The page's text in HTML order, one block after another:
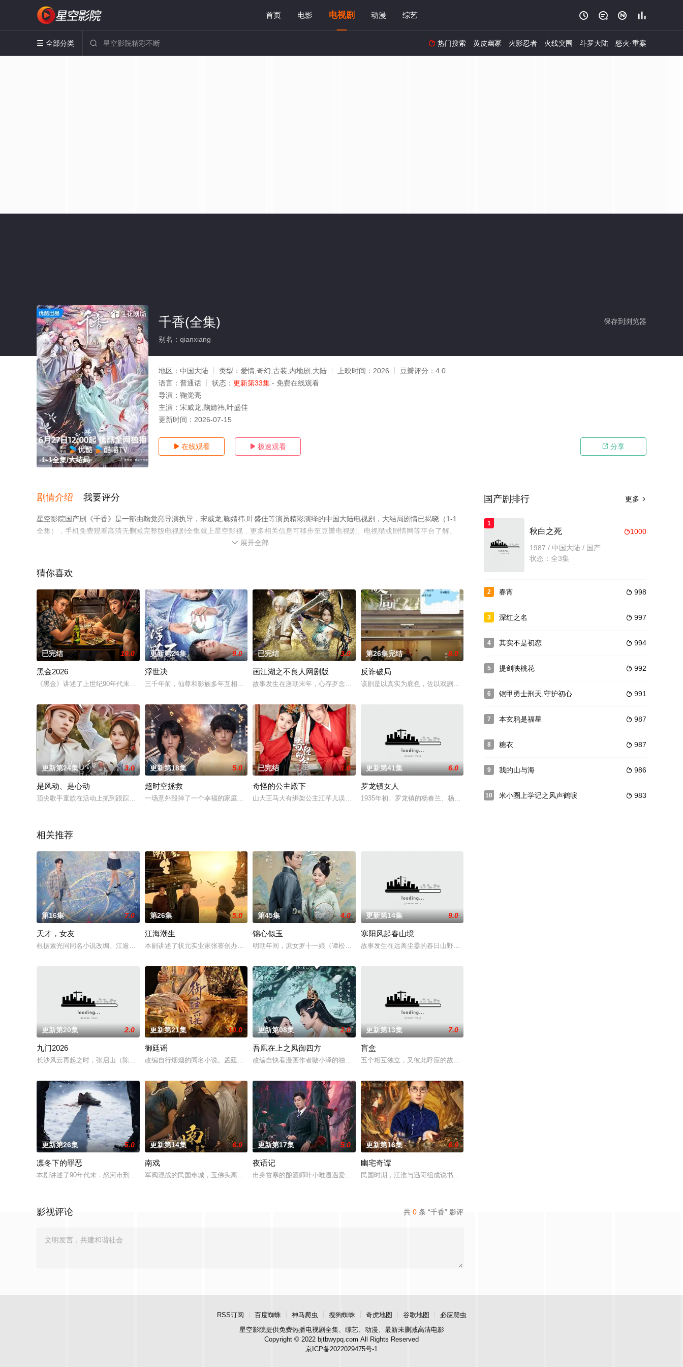
首页 电影 电视剧 动漫 综艺    
 全部分类   热门搜索 黄皮幽冢 火影忍者 火线突围 斗罗大陆 怒火·重案
1-1全集/大结局
保存到浏览器
千香(全集)
别名：qianxiang
地区： 中国大陆 类型： 爱情,奇幻,古装,内地剧,大陆 上映时间： 2026 豆瓣评分： 4.0
语言： 普通话 状态： 更新第33集 - 免费在线观看
导演： 鞠觉亮
主演： 宋威龙,鞠婧祎,叶盛佳
更新时间： 2026-07-15
 在线观看  极速观看  分享
剧情介绍 我要评分
星空影院国产剧《千香》是一部由鞠觉亮导演执导，宋威龙,鞠婧祎,叶盛佳等演员精彩演绎的中国大陆电视剧，大结局剧情已揭晓（1-1
全集），手机免费观看高清无删减完整版电视剧全集就上星空影视，更多相关信息可移步至豆瓣电视剧、电视猫或剧情网等平台了解。
 展开全部
猜你喜欢
已完结 10.0
黑金2026
《黑金》讲述了上世纪90年代末，某国有矿厂企业改制，大钢和众兄弟被迫失业，安置补偿款被侵吞。为了生存，大钢和众兄弟投身盗矿大军并发现金矿夹层，与新任卡点站长杜京
更新第24集 9.0
浮世决
三千年前，仙尊和影族多年互相攻伐，仙尊景微夺取了影族神器浮世镜并封印了传说中的魔物邪云，为了防止邪云逃出，最终耀阳牺牲自己和景微同归于尽，还三界和白若曦一个太平
已完结 3.0
画江湖之不良人网剧版
故事发生在唐朝末年，心存歹念的朱温兵变造反，企图谋权篡位，并且最终杀死了唐昭宗李晔，成功的取而代之登上了皇帝的宝座。大唐李氏一族
第26集完结 8.0
反诈破局
该剧是以真实为底色，佐以戏剧化的表达，讲述了几种较为猎奇、最为典型的电信诈骗形式，并结合时事热
更新第24集 3.0
是风动、是心动
顶尖歌手童歆在活动上抓到跟踪自己的私生饭，竟是曾亲如姐妹的闺蜜安凝。安凝控诉她偷走人生后割腕，刺激得童歆无法歌唱。治疗时，童歆重逢曾狠狠拒绝她的初恋江引川，如今
更新第18集 5.0
超时空拯救
一场意外毁掉了一个幸福的家庭，唯一的幸存者温馨偶然得到了一台可以跨时空沟通的走马灯，她与十二天前的孙闻联手展开了挽救家庭的超时空拯救，拯救图中危机重重，一场意外
已完结 1.0
奇怪的公主殿下
山大王马大有绑架公主江芊儿误遭雷击，神奇的互换了身体，甚至彼此感受相通，成为了命运共同体。江芊儿欲换回身体与相爱的少将军陆天行举
更新第41集 6.0
罗龙镇女人
1935年初。罗龙镇的杨春兰、杨夏荷姐妹无意中被卷入当地大户文家和土匪虎帮的混战中，并因表现出色被
相关推荐
第16集 7.0
天才，女友
根据素光同同名小说改编。江逾白长大以后，林知夏忽然对他说：“江逾白，我喜欢你，哲学和生物学意义上的喜欢。”那个夜晚，他脸颊微热，还听见自己加速的心跳声……
第26集 5.0
江海潮生
本剧讲述了状元实业家张謇创办大生企业，实业报国的故事。甲午战争后，国家蒙羞，张謇虽高中状元，却渴望寻求强国之路。他毅然弃政从商，殚精竭虑，创办了中国第一家民营纺
第45集 4.0
锦心似玉
明朝年间，庶女罗十一娘（谭松韵 饰）虽地位卑微却极有主见，认为女子眼光不应局限于内宅格局，她希望能凭靠精湛的刺绣技艺争取所向往的自
更新第14集 9.0
寒阳风起春山境
故事发生在远离尘嚣的春日山野，两个孤独的人因机缘巧合相遇。一人背负过往伤痕，避世居于深山；一人
更新第20集 2.0
九门2026
长沙风云再起之时，张启山（陈伟霆 饰）与吴老狗（曾舜晞 饰）强强联手，携手霍仙姑（陈瑶 饰）与九门诸人共赴冒险奇局。一桩401部队的神秘失踪事件，牵出百年尘封的
更新第21集 10.0
御廷谣
改编自行烟烟的同名小说。孟廷辉，大平王朝有史以来个以女子进士科三元及第入翰林院的奇女子。十年前的她被他从死人堆里救出来，蓬头垢面口齿不清。十年后的她才学满腹、冠
更新第08集 2.0
吾凰在上之凤御四方
改编自快看漫画作者嗷小泽的独家连载漫画《吾凰在上》。
更新第13集 7.0
盲盒
五个相互独立，又彼此呼应的故事——用一场精心策划的“夏令营”完成复仇的受害者；临终前与遗憾和解的“无
更新第26集 5.0
凛冬下的罪恶
本剧讲述了90年代末，怒河市刑侦支队在无普及监控、无DNA鉴定技术的支持下，通过摸排、勘查等传统刑侦手段，接连破获数起重案要案的艰难过程。案件设计采用 “积案牵
更新第14集 6.0
南戏
军阀混战的民国奉城，玉佛头离奇失窃，戏班主横尸戏台，将冷血少帅许又安与昆曲名伶荣筱楠推向不死不休的对立绝境。而他们不知，对方正是自己苦寻多年的患难“兄弟”。富商
更新第17集 5.0
夜语记
出身贫寒的酿酒师叶小唯遭遇爱人程桉、恩师林晚媚的双重背叛。她从恨意中涅槃重生，借私生女桑落的身份入住程家。她步步为营，周旋在各怀
更新第16集 6.0
幽宅奇谭
民国时期，江淮与迅哥组成说书班子，偶遇“白天人住屋，晚上鬼占房”的阴阳宅，江淮被掳走配“阴婚”。他与
共 0 条 “千香” 影评
影视评论
更多 
国产剧排行
1
1000
秋白之死
1987 / 中国大陆 / 国产
状态：全3集
2  998
春宵
3  997
深红之名
4  994
其实不是初恋
5  992
提剑映桃花
6  991
铠甲勇士刑天,守护初心
7  987
本玄鸦是福星
8  987
糖衣
9  986
我的山与海
10  983
米小圈上学记之风声鹤唳
RSS订阅 百度蜘蛛 神马爬虫 搜狗蜘蛛 奇虎地图 谷歌地图
必应爬虫
星空影院提供免费热播电视剧全集、综艺、动漫、最新未删减高清电影
Copyright © 2022 bjtbwypq.com All Rights Reserved
京ICP备2022029475号-1